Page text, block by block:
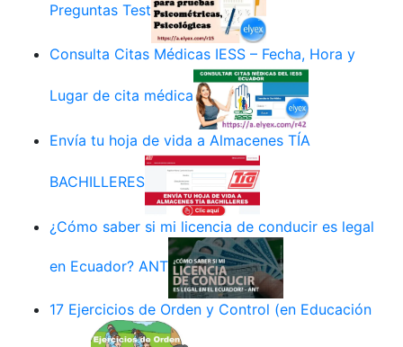
Preguntas Test
Consulta Citas Médicas IESS – Fecha, Hora y
Lugar de cita médica
Envía tu hoja de vida a Almacenes TÍA
BACHILLERES
¿Cómo saber si mi licencia de conducir es legal
en Ecuador? ANT
17 Ejercicios de Orden y Control (en Educación